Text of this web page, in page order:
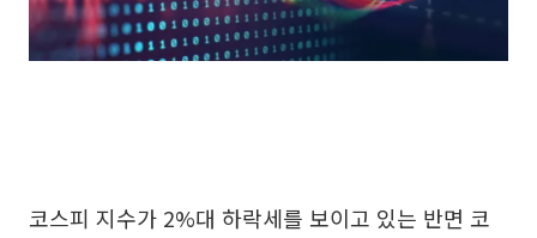
코스피 지수가 2%대 하락세를 보이고 있는 반면 코